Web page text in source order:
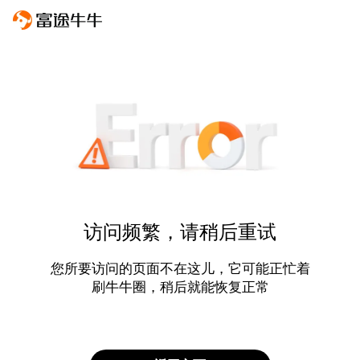
访问频繁，请稍后重试
您所要访问的页面不在这儿，它可能正忙着
刷牛牛圈，稍后就能恢复正常